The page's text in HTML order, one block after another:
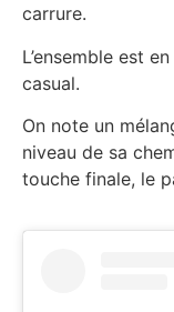
carrure.
L’ensemble est en
casual.
On note un
niveau de sa
touche finale, le